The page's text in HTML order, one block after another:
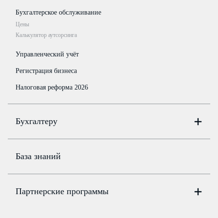
Бухгалтерское обслуживание
Цены
Калькулятор аутсорсинга
Управленческий учёт
Регистрация бизнеса
Налоговая реформа 2026
Бухгалтеру
Цены
Бюро
Консультации по учёту и налогам
База знаний
Партнерские программы